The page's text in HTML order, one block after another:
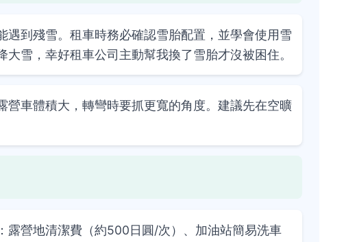
遇到殘雪。租車時務必確認雪胎配置，並學會使用雪
雪，幸好租車公司主動幫我換了雪胎才沒被困住。
營車體積大，轉彎時要抓更寬的角度。建議先在空曠
露營地清潔費（約500日圓/次）、加油站簡易洗車